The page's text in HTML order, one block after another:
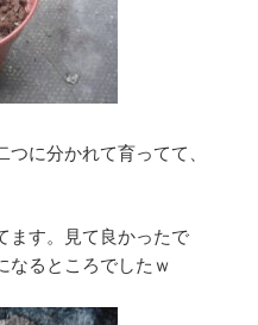
に分かれて育ってて、
ます。見て良かったで
なるところでしたｗ